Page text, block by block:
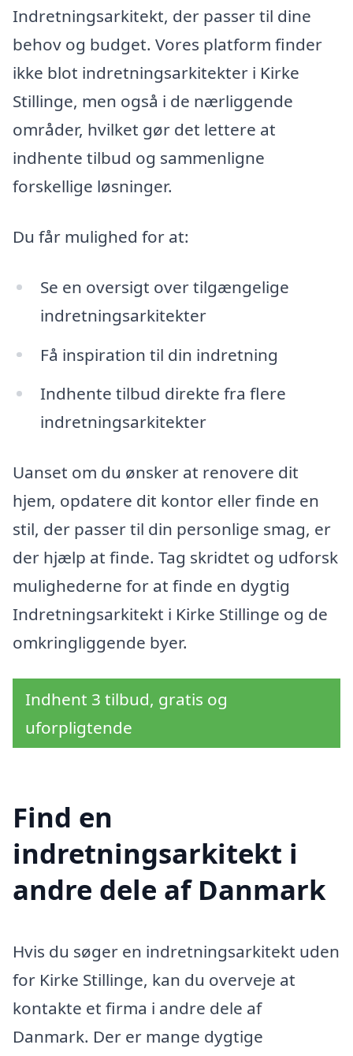
Indretningsarkitekt, der passer til dine
behov og budget. Vores platform finder
ikke blot indretningsarkitekter i Kirke
Stillinge, men også i de nærliggende
områder, hvilket gør det lettere at
indhente tilbud og sammenligne
forskellige løsninger.
Du får mulighed for at:
Se en oversigt over tilgængelige
indretningsarkitekter
Få inspiration til din indretning
Indhente tilbud direkte fra flere
indretningsarkitekter
Uanset om du ønsker at renovere dit
hjem, opdatere dit kontor eller finde en
stil, der passer til din personlige smag, er
der hjælp at finde. Tag skridtet og udforsk
mulighederne for at finde en dygtig
Indretningsarkitekt i Kirke Stillinge og de
omkringliggende byer.
Indhent 3 tilbud, gratis og
uforpligtende
Find en
indretningsarkitekt i
andre dele af Danmark
Hvis du søger en indretningsarkitekt uden
for Kirke Stillinge, kan du overveje at
kontakte et firma i andre dele af
Danmark. Der er mange dygtige